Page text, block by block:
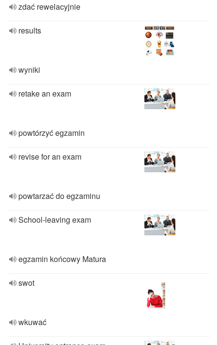
zdać rewelacyjnie
results
wyniki
retake an exam
powtórzyć egzamin
revise for an exam
powtarzać do egzaminu
School-leaving exam
egzamin końcowy Matura
swot
wkuwać